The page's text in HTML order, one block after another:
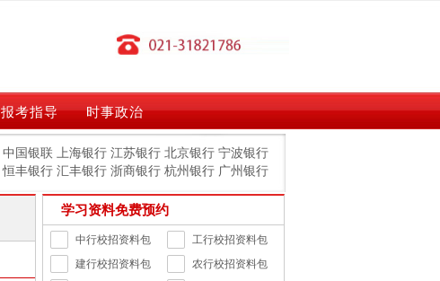
报考指导 时事政治
中国银联 上海银行 江苏银行 北京银行 宁波银行
恒丰银行 汇丰银行 浙商银行 杭州银行 广州银行
学习资料免费预约
中行校招资料包
工行校招资料包
建行校招资料包
农行校招资料包